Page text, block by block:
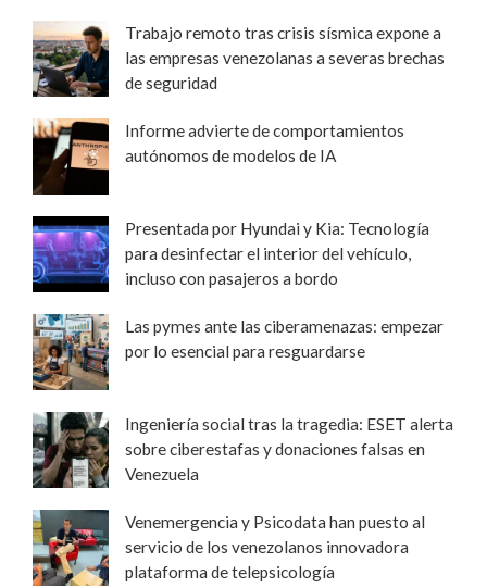
Trabajo remoto tras crisis sísmica expone a
las empresas venezolanas a severas brechas
de seguridad
Informe advierte de comportamientos
autónomos de modelos de IA
Presentada por Hyundai y Kia: Tecnología
para desinfectar el interior del vehículo,
incluso con pasajeros a bordo
Las pymes ante las ciberamenazas: empezar
por lo esencial para resguardarse
Ingeniería social tras la tragedia: ESET alerta
sobre ciberestafas y donaciones falsas en
Venezuela
Venemergencia y Psicodata han puesto al
servicio de los venezolanos innovadora
plataforma de telepsicología